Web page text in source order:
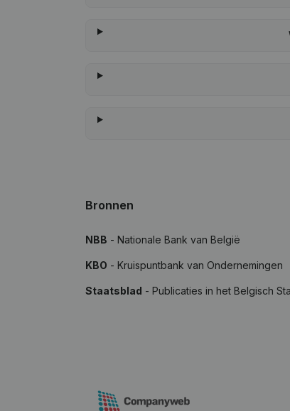
Bronnen
NBB - Nationale Bank van België
KBO - Kruispuntbank van Ondernemingen
Staatsblad - Publicaties in het Belgisch